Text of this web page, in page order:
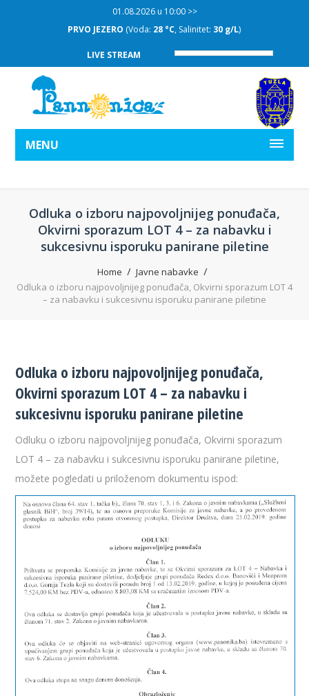
01.08.2026 u 10:00 >>
PRVO JEZERO (Voda: 28 °C, Salinitet: 30 g/L)
LIVE STREAM
MENU
Odluka o izboru najpovoljnijeg ponuđača,
Okvirni sporazum LOT 4 – za nabavku i
sukcesivnu isporuku panirane piletine
Home
Javne nabavke
Odluka o izboru najpovoljnijeg ponuđača, Okvirni sporazum LOT 4
– za nabavku i sukcesivnu isporuku panirane piletine
Odluka o izboru najpovoljnijeg ponuđača,
Okvirni sporazum LOT 4 – za nabavku i
sukcesivnu isporuku panirane piletine
Odluku o izboru najpovoljnijeg ponuđača, Okvirni sporazum
LOT 4 – za nabavku i sukcesivnu isporuku panirane piletine,
možete pogledati u priloženom dokumentu ispod: